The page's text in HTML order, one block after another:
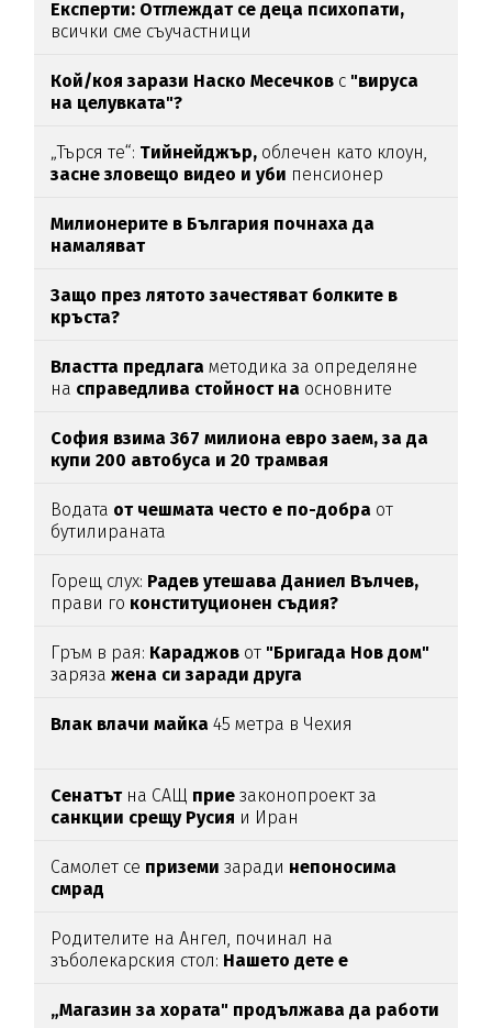
Експерти: Отглеждат се деца психопати,
всички сме съучастници
Кой/коя зарази Наско Месечков с "вируса
на целувката"?
„Търся те“: Тийнейджър, облечен като клоун,
засне зловещо видео и уби пенсионер
Милионерите в България почнаха да
намаляват
Защо през лятото зачестяват болките в
кръста?
Властта предлага методика за определяне
на справедлива стойност на основните
София взима 367 милиона евро заем, за да
купи 200 автобуса и 20 трамвая
Водата от чешмата често е по-добра от
бутилираната
Горещ слух: Радев утешава Даниел Вълчев,
прави го конституционен съдия?
Гръм в рая: Караджов от "Бригада Нов дом"
зарязажена си заради друга
Влак влачи майка 45 метра в Чехия
Сенатътна САЩ прие законопроект за
санкции срещу Русия и Иран
Самолет се приземи заради непоносима
смрад
Родителите на Ангел, починал на
зъболекарския стол: Нашето дете е
антидотътнаупойката
„Магазин за хората" продължава да работи